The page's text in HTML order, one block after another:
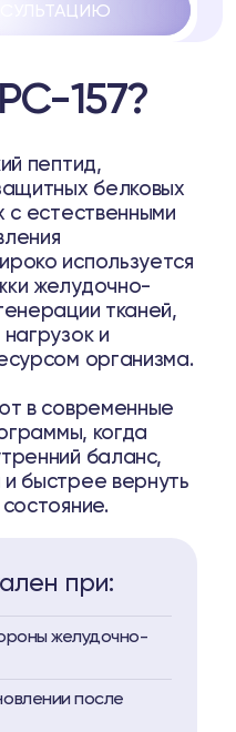
157?
пептид,
белковых
с естественными
используется
желудочно-
тканей,
и
организма.
в современные
когда
баланс,
быстрее вернуть
при:
желудочно-
после